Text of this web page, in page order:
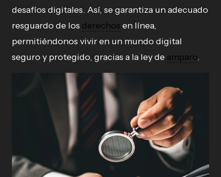
desafíos digitales. Así, se garantiza un adecuado
resguardo de los derechos en línea,
permitiéndonos vivir en un mundo digital
seguro y protegido, gracias a la ley de amparo.